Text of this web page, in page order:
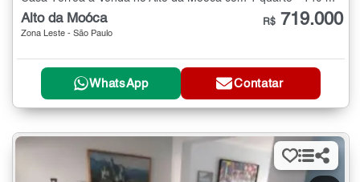
Alto da Moóca
Zona Leste - São Paulo
R$ 719.000
WhatsApp Contatar